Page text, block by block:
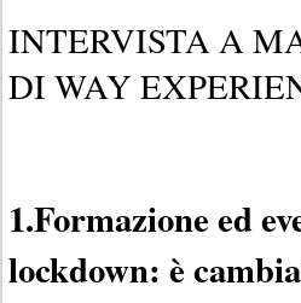
INTERVISTA A
DI WAY
1.Formazione ed
lockdown: è